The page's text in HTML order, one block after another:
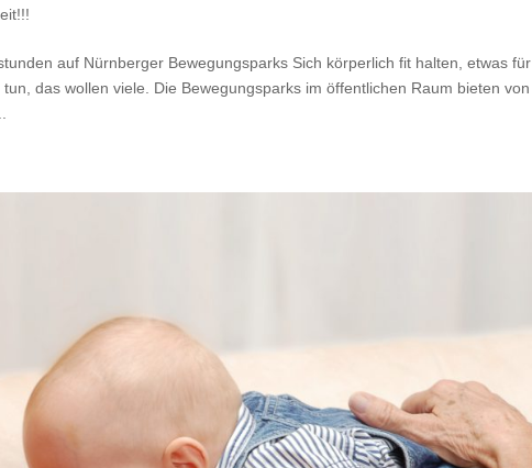
auf Nürnberger Bewegungsparks Sich körperlich fit halten, etwas für
das wollen viele. Die Bewegungsparks im öffentlichen Raum bieten von